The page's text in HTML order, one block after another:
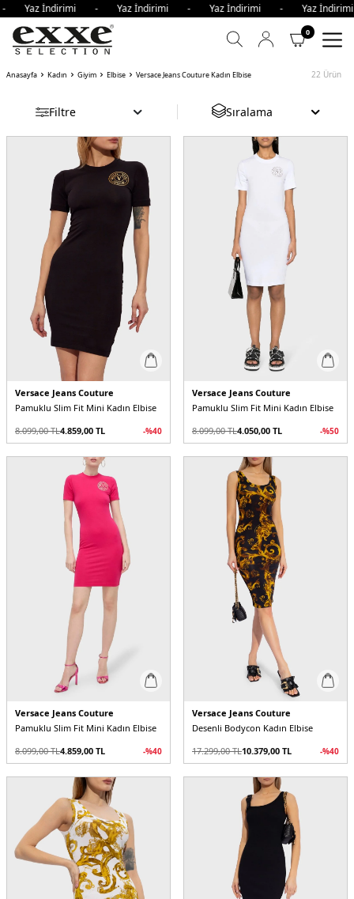
İndirimi - Yaz İndirimi - Yaz İndirimi - Yaz
0
Anasayfa Kadın Giyim Elbise Versace Jeans Couture Kadın Elbise 22 Ürün
Filtre Sıralama
Versace Jeans Couture
Pamuklu Slim Fit Mini Kadın Elbise
8.099,00TL4.859,00 TL -%40
Versace Jeans Couture
Pamuklu Slim Fit Mini Kadın Elbise
8.099,00TL4.050,00 TL -%50
Versace Jeans Couture
Pamuklu Slim Fit Mini Kadın Elbise
8.099,00TL4.859,00 TL -%40
Versace Jeans Couture
Desenli Bodycon Kadın Elbise
17.299,00TL10.379,00 TL -%40